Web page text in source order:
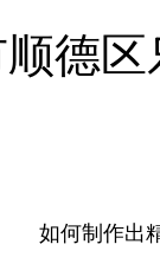
德
如何制作出